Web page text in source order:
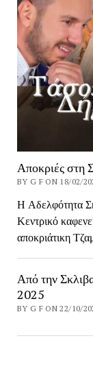
Αποκριές στη
BY G F ON 18/02/
Η Αδελφότητα
Κεντρικό
αποκριάτικη
Από την
2025
BY G F ON 22/10/